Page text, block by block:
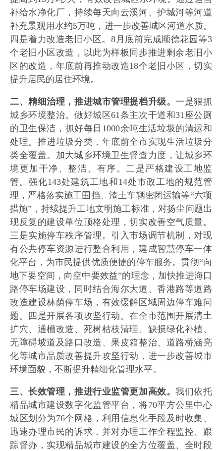
补给水净化厂，持续每天向云溪河、护城河等河道
补充景观用水约5万吨，进一步改善城区河道水质。
四是着力改造老旧小区。8月底前完成顺德花园等3
个老旧小区改造，以此为样板同步推进剩余老旧小
区的改造，年底前再推动改造18个老旧小区，切实
提升居民的居住环境。
二、精细治理，推进城市管理提档升级。一是狠抓
城乡环境整治。做好城区61条主次干道和31座公厕
的卫生保洁，抓好每日1000余吨生活垃圾的清运和
处理。推进垃圾分类，年底前全市实现生活垃圾分
类全覆盖。加大城乡环境卫生督查力度，让城乡环
境更加干净、整洁、有序。二是严格建设工地监
管。强化143处建筑工地和14处市政工地的规范管
理，严格落实施工围挡、渣土车辆密闭运输等“六项
措施”，持续提升工地文明施工标准，对扬尘问题出
现反复的建设单位顶格处理，切实改善空气质量。
三是实施停车秩序管理。引入市场调节机制，对现
有公共停车资源进行整合利用，建成智慧停车一体
化平台，为市民提供优质便捷的停车服务。贯彻“向
地下要空间，向空中要效益”的理念，加快推进海口
路停车场建设，同时结合海尔大道、香港路等道路
改造建设林荫停车场，有效缓解区域周边停车难问
题。四是开展各项攻坚行动。在全市范围开展清土
扩穴、通槽改造、死树枯枝清理、缺损绿化补植、
无障碍坡道及路口改造、果皮箱整治、道路桥涵亮
化等城市品质改善提升攻坚行动，进一步改善城市
环境面貌，不断提升精细化管理水平。
三、长效管理，推进行业监管更加高效。我们依托
精品城市建设数字化监管平台，将70平方公里中心
城区划分为76个网格，利用信息化手段及时收集、
迅速办理市民的诉求，并对办理工作全程监控、跟
踪督办，实现精品城市建设的全方位覆盖、全时段